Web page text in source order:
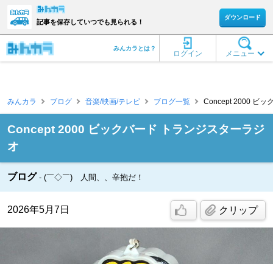
記事を保存していつでも見られる！
ダウンロード
メニュー
ログイン
みんカラとは？
みんカラ ブログ 音楽/映画/テレビ ブログ一覧 Concept 2000 ビッ
Concept 2000 ビックバード トランジスターラジ
オ
ブログ (￣◇￣) 人間、、辛抱だ！
2026年5月7日 クリップ